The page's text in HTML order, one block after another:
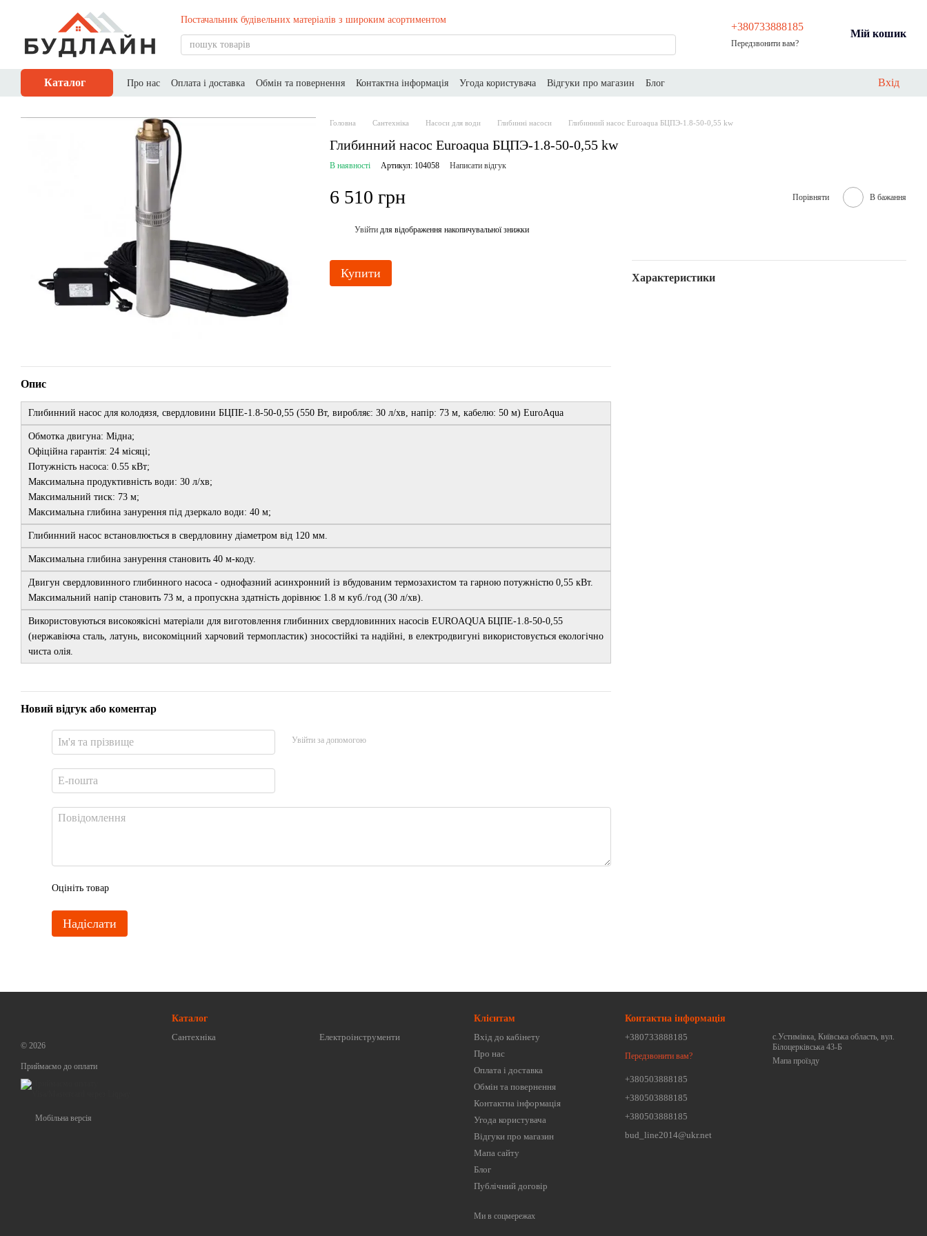
Перейти до основного контенту
Постачальник будівельних матеріалів з широким асортиментом
+380733888185
Передзвонити вам?
Мій кошик
Каталог Про нас Оплата і доставка Обмін та повернення Контактна інформація Угода користувача Відгуки про магазин
Блог
Вхід
Головна Сантехніка Насоси для води Глибинні насоси Глибинний насос Euroaqua БЦПЭ-1.8-50-0,55 kw
Глибинний насос Euroaqua БЦПЭ-1.8-50-0,55 kw
В наявності Артикул: 104058 Написати відгук
6 510 грн Порівняти В бажання
Увійти для відображення накопичувальної знижки
Купити Характеристики
Опис
Глибинний насос для колодязя, свердловини БЦПЕ-1.8-50-0,55 (550 Вт, виробляє: 30 л/хв, напір: 73 м, кабелю: 50 м) EuroAqua
Обмотка двигуна: Мідна;
Офіційна гарантія: 24 місяці;
Потужність насоса: 0.55 кВт;
Максимальна продуктивність води: 30 л/хв;
Максимальний тиск: 73 м;
Максимальна глибина занурення під дзеркало води: 40 м;
Глибинний насос встановлюється в свердловину діаметром від 120 мм.
Максимальна глибина занурення становить 40 м-коду.
Двигун свердловинного глибинного насоса - однофазний асинхронний із вбудованим термозахистом та гарною потужністю 0,55 кВт.
Максимальний напір становить 73 м, а пропускна здатність дорівнює 1.8 м куб./год (30 л/хв).
Використовуються високоякісні матеріали для виготовлення глибинних свердловинних насосів EUROAQUA БЦПЕ-1.8-50-0,55
(нержавіюча сталь, латунь, високоміцний харчовий термопластик) зносостійкі та надійні, в електродвигуні використовується екологічно
чиста олія.
Новий відгук або коментар
Увійти за допомогою
Оцініть товар
Надіслати
© 2026
Приймаємо до оплати
Мобільна версія
Каталог
Сантехніка
Електроінструменти
Клієнтам
Вхід до кабінету
Про нас
Оплата і доставка
Обмін та повернення
Контактна інформація
Угода користувача
Відгуки про магазин
Мапа сайту
Блог
Публічний договір
Ми в соцмережах
Контактна інформація
+380733888185
Передзвонити вам?
+380503888185
+380503888185
+380503888185
bud_line2014@ukr.net
с.Устимівка, Київська область, вул.
Білоцерківська 43-Б
Мапа проїзду